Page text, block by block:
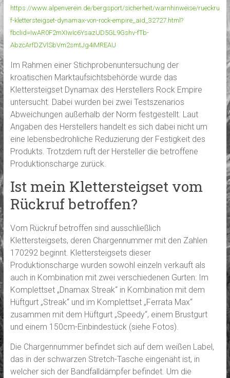
https://www.alpenverein.de/bergsport/sicherheit/warnhinweise/rueckru
f-klettersteigset-dynamax-von-rock-empire_aid_32727.html?
fbclid=IwAR0F2mXIwIc6YsazUD5GL9Gshv-fTb-
AbzcArfDZVlSbVm2smtJg4iMREAU
Im Rahmen einer Stichprobenuntersuchung der
kroatischen Marktaufsichtsbehörde wurde das
Klettersteigset Dynamax des Herstellers Rock Empire
untersucht. Dabei wurden bei zwei Testszenarios
Abweichungen außerhalb der Norm festgestellt. Laut
Angaben des Herstellers handelt es sich dabei nicht um
eine lebensbedrohliche Reduzierung der Festigkeit des
Produkts. Trotzdem ruft der Hersteller die betroffene
Produktionscharge zurück.
Ist mein Klettersteigset vom
Rückruf betroffen?
Vom Rückruf betroffen sind ausschließlich
Klettersteigsets, deren Chargennummer mit den Zahlen
170292 beginnt. Klettersteigsets dieser
Produktionscharge wurden sowohl einzeln verkauft als
auch in Kombination mit zwei verschiedenen Gurten: Im
Komplettset „Dnamax Streak“ in Kombination mit dem
Hüftgurt „Streak“ und im Komplettset „Ferrata Max“
zusammen mit dem Hüftgurt „Speedy“, einem Brustgurt
und einem 150cm-Einbindestück (siehe Fotos).
Die Chargennummer befindet sich auf dem weißen Label,
das in der schwarzen Stretch-Tasche eingenäht ist, in
welcher sich der Bandfalldämpfer befindet. Um die